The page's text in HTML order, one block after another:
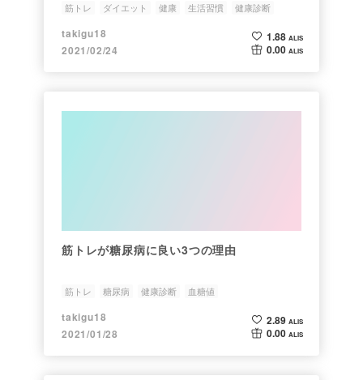
筋トレ ダイエット 健康 生活習慣 健康診断
takigu18
2021/02/24
1.88 ALIS
0.00 ALIS
筋トレが糖尿病に良い3つの理由
筋トレ 糖尿病 健康診断 血糖値
takigu18
2021/01/28
2.89 ALIS
0.00 ALIS